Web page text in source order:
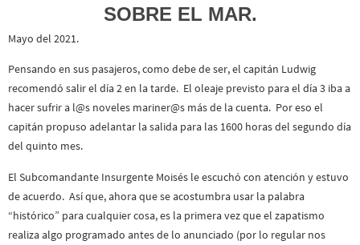
SOBRE EL MAR.
Mayo del 2021.
Pensando en sus pasajeros, como debe de ser, el capitán Ludwig
recomendó salir el día 2 en la tarde. El oleaje previsto para el día 3 iba a
hacer sufrir a l@s noveles mariner@s más de la cuenta. Por eso el
capitán propuso adelantar la salida para las 1600 horas del segundo día
del quinto mes.
El Subcomandante Insurgente Moisés le escuchó con atención y estuvo
de acuerdo. Así que, ahora que se acostumbra usar la palabra
“histórico” para cualquier cosa, es la primera vez que el zapatismo
realiza algo programado antes de lo anunciado (por lo regular nos